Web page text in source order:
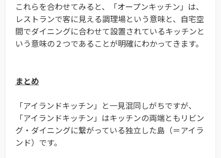
これらを合わせてみると、「オープンキッチン」は、
レストランで客に見える調理場という意味と、自宅空
間でダイニングに合わせて設置されているキッチンと
いう意味の２つであることが明確にわかってきます。
まとめ
「アイランドキッチン」と一見混同しがちですが、
「アイランドキッチン」はキッチンの両端ともリビン
グ・ダイニングに繋がっている独立した島（＝アイラ
ンド）です。